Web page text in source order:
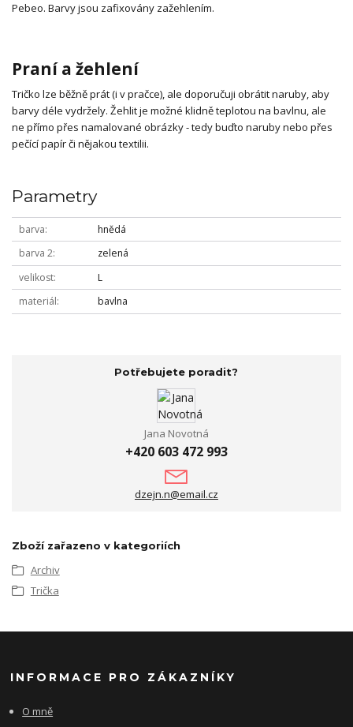
Pebeo. Barvy jsou zafixovány zažehlením.
Praní a žehlení
Tričko lze běžně prát (i v pračce), ale doporučuji obrátit naruby, aby
barvy déle vydržely. Žehlit je možné klidně teplotou na bavlnu, ale
ne přímo přes namalované obrázky - tedy buďto naruby nebo přes
pečící papír či nějakou textilii.
Parametry
barva
hnědá
barva 2
zelená
velikost
L
materiál
bavlna
Potřebujete poradit?
Jana Novotná
+420 603 472 993
dzejn.n@email.cz
Zboží zařazeno v kategoriích
Archiv
Trička
INFORMACE PRO ZÁKAZNÍKY
O mně